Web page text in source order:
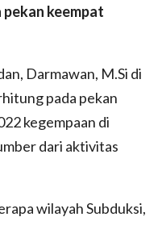
pekan keempat
Darmawan, M.Si di
pada pekan
kegempaan di
dari aktivitas
wilayah Subduksi,